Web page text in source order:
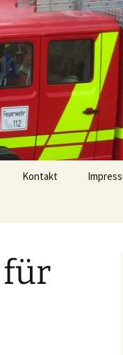
1)
Kontakt
für